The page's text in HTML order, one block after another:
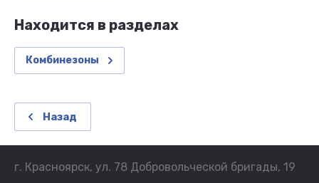
Находится в разделах
Комбинезоны
Назад
г. Красноярск, ул. 78 Добровольческой бригады, 19